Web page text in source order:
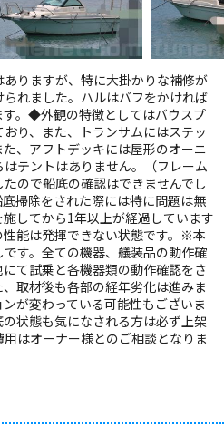
りますが、特に大掛かりな補修が
れました。ハルはバフをかければ
。◆外観の特徴としてはバウスプ
り、また、トランサムにはステッ
、アフトデッキには屋形のオーニ
テントはありません。（フレーム
ので船底の確認はできませんでし
掃除をされた際には特に問題は無
してから1年以上が経過しています
能は発揮できない状態です。※本
す。全ての機器、艤装品の動作確
て試乗と各機器類の動作確認をさ
取材後も各部の経年劣化は進みま
が変わっている可能性もございま
状態も気になされる方は必ず上架
はオーナー様とのご相談となりま